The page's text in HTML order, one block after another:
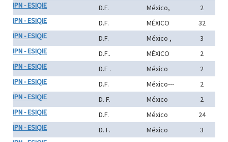
IPN - ESIQIE
D.F. México,
2
IPN - ESIQIE
D.F. MÉXICO
32
IPN - ESIQIE
D.F. México ,
3
IPN - ESIQIE
D.F.. MÉXICO
2
IPN - ESIQIE
D.F . México
2
IPN - ESIQIE
D.F. México---
2
IPN - ESIQIE
D. F. México
2
IPN - ESIQIE
D.F. México
24
IPN - ESIQIE
D. F. México
3